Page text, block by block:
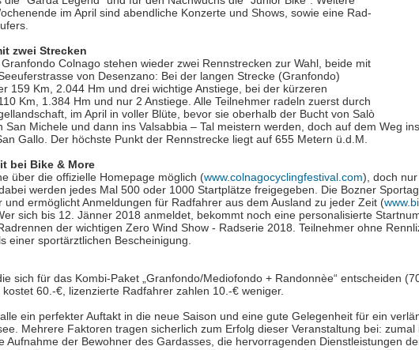
im April sind abendliche Konzerte und Shows, sowie eine Rad-
zwei Strecken
Colnago stehen wieder zwei Rennstrecken zur Wahl, beide mit
von Desenzano: Bei der langen Strecke (Granfondo)
159 Km, 2.044 Hm und drei wichtige Anstiege, bei der kürzeren
Km, 1.384 Hm und nur 2 Anstiege. Alle Teilnehmer radeln zuerst durch
im April in voller Blüte, bevor sie oberhalb der Bucht von Salò
San Michele und dann ins Valsabbia – Tal meistern werden, doch auf dem Weg
Gallo. Der höchste Punkt der Rennstrecke liegt auf 655 Metern ü.d.M.
bei Bike & More
über die offizielle Homepage möglich (www.colnagocyclingfestival.com), doch
werden jedes Mal 500 oder 1000 Startplätze freigegeben. Die Bozner
und ermöglicht Anmeldungen für Radfahrer aus dem Ausland zu jeder Zeit (
sich bis 12. Jänner 2018 anmeldet, bekommt noch eine personalisierte
der wichtigen Zero Wind Show - Radserie 2018. Teilnehmer ohne
einer sportärztlichen Bescheinigung.
sich für das Kombi-Paket „Granfondo/Mediofondo + Randonnèe“ entscheiden
60.-€, lizenzierte Radfahrer zahlen 10.-€ weniger.
ein perfekter Auftakt in die neue Saison und eine gute Gelegenheit für ein
Mehrere Faktoren tragen sicherlich zum Erfolg dieser Veranstaltung bei:
Aufnahme der Bewohner des Gardasses, die hervorragenden Dienstleistungen